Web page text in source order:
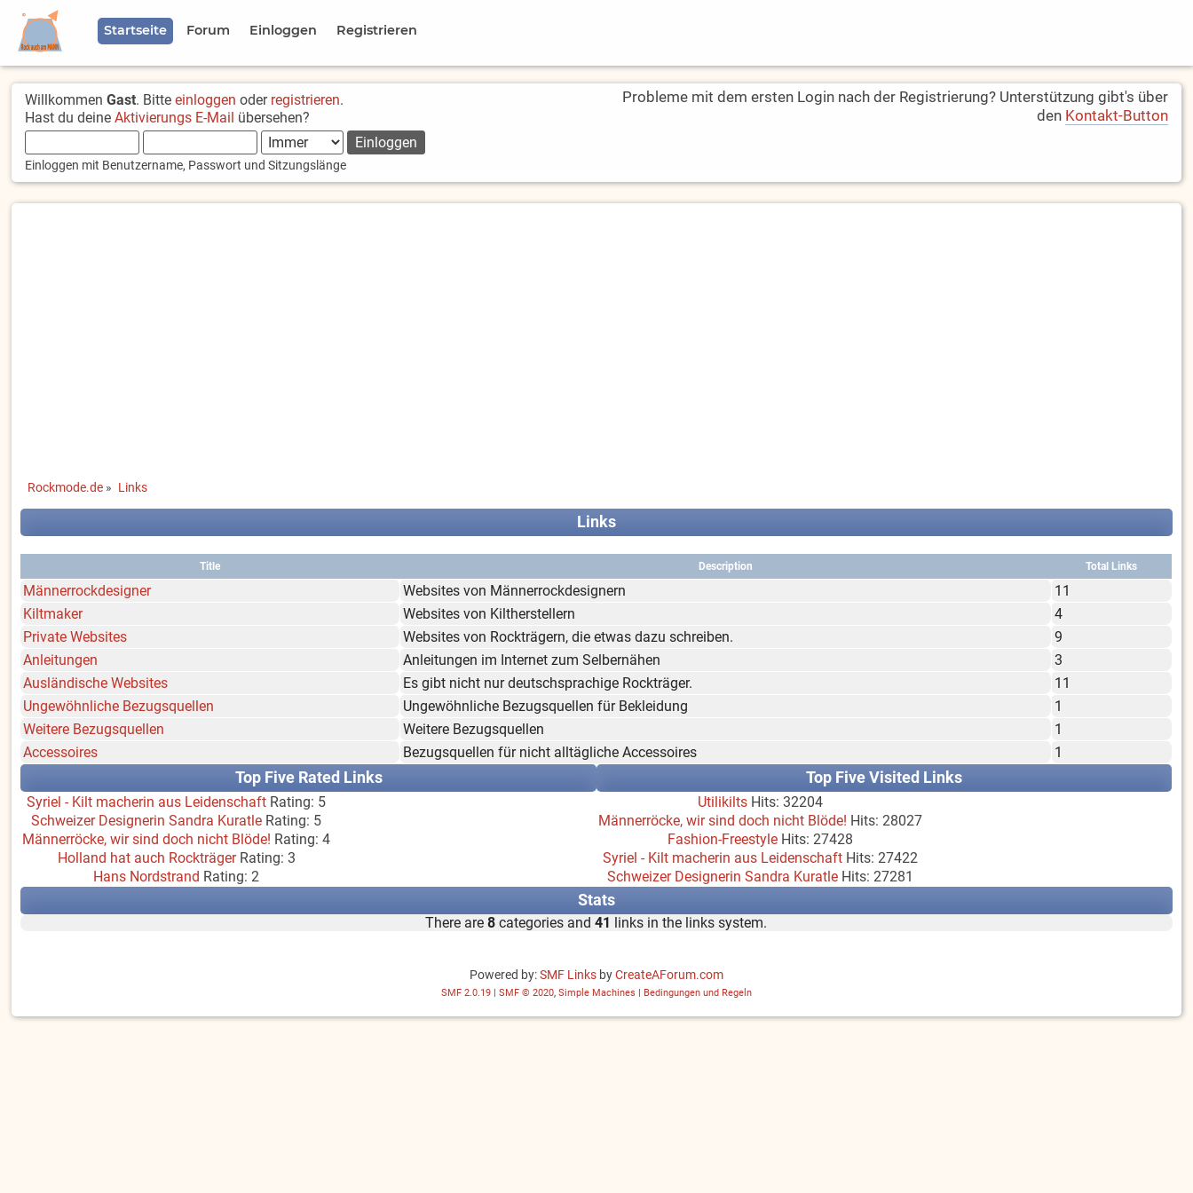
Startseite Forum Einloggen Registrieren
WillkommenGast. Bitteeinloggen oder registrieren.
Hast du deineAktivierungs E-Mail übersehen?
Einloggen mit Benutzername, Passwort und Sitzungslänge
Probleme mit dem ersten Login nach der Registrierung? Unterstützung gibt's über
den Kontakt-Button
Rockmode.de » Links
Links
Title Description Total Links
Männerrockdesigner Websites von Männerrockdesignern
11
Kiltmaker
Websites von Kiltherstellern
4
Private Websites
Websites von Rockträgern, die etwas dazu schreiben.
9
Anleitungen
Anleitungen im Internet zum Selbernähen
3
Ausländische Websites
Es gibt nicht nur deutschsprachige Rockträger.
11
Ungewöhnliche Bezugsquellen
Ungewöhnliche Bezugsquellen für Bekleidung
1
Weitere Bezugsquellen
Weitere Bezugsquellen
1
Accessoires
Bezugsquellen für nicht alltägliche Accessoires 1
Top Five Rated Links
Syriel - Kilt macherin aus Leidenschaft Rating: 5
Schweizer Designerin Sandra Kuratle Rating: 5
Männerröcke, wir sind doch nicht Blöde! Rating: 4
Holland hat auch RockträgerRating: 3
Hans Nordstrand Rating: 2
Top Five Visited Links
Utilikilts Hits: 32204
Männerröcke, wir sind doch nicht Blöde! Hits: 28027
Fashion-Freestyle Hits: 27428
Syriel - Kilt macherin aus Leidenschaft Hits: 27422
Schweizer Designerin Sandra Kuratle Hits: 27281
Stats
There are8 categories and41 links in the links system.
Powered by:SMF LinksbyCreateAForum.com
SMF 2.0.19| SMF © 2020, Simple Machines Bedingungen und Regeln